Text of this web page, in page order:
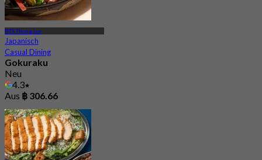
BTS Thong Lor
Japanisch
Casual Dining
Gokuraku
Neu
4.3
Aus ฿ 306.66